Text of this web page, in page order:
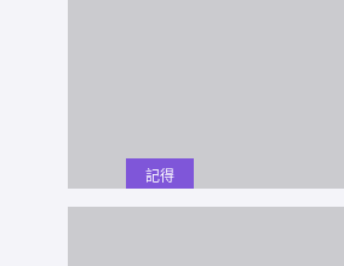
記得